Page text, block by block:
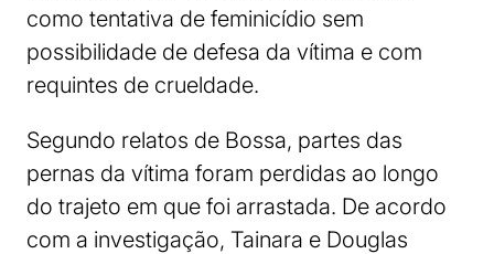
como tentativa de feminicídio sem
possibilidade de defesa da vítima e com
requintes de crueldade.
Segundo relatos de Bossa, partes das
pernas da vítima foram perdidas ao longo
do trajeto em que foi arrastada. De acordo
com a investigação, Tainara e Douglas